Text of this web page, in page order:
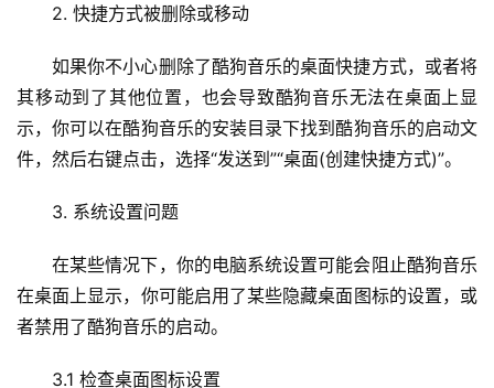
服
务
2. 快捷方式被删除或移动
如果你不小心删除了酷狗音乐的桌面快捷方式，或者将
其移动到了其他位置，也会导致酷狗音乐无法在桌面上显
示，你可以在酷狗音乐的安装目录下找到酷狗音乐的启动文
件，然后右键点击，选择“发送到”“桌面(创建快捷方式)”。
3. 系统设置问题
在某些情况下，你的电脑系统设置可能会阻止酷狗音乐
在桌面上显示，你可能启用了某些隐藏桌面图标的设置，或
者禁用了酷狗音乐的启动。
3.1 检查桌面图标设置